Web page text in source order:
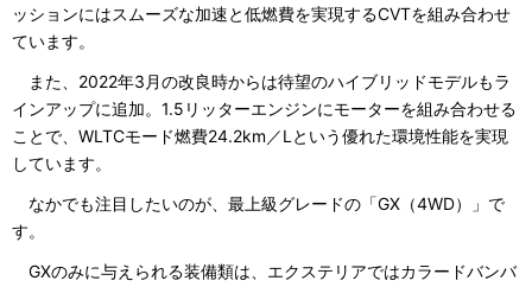
ッションにはスムーズな加速と低燃費を実現するCVTを組み合わせ
ています。
また、2022年3月の改良時からは待望のハイブリッドモデルもラ
インアップに追加。1.5リッターエンジンにモーターを組み合わせる
ことで、WLTCモード燃費24.2km／Lという優れた環境性能を実現
しています。
なかでも注目したいのが、最上級グレードの「GX（4WD）」で
す。
GXのみに与えられる装備類は、エクステリアではカラードバンバ